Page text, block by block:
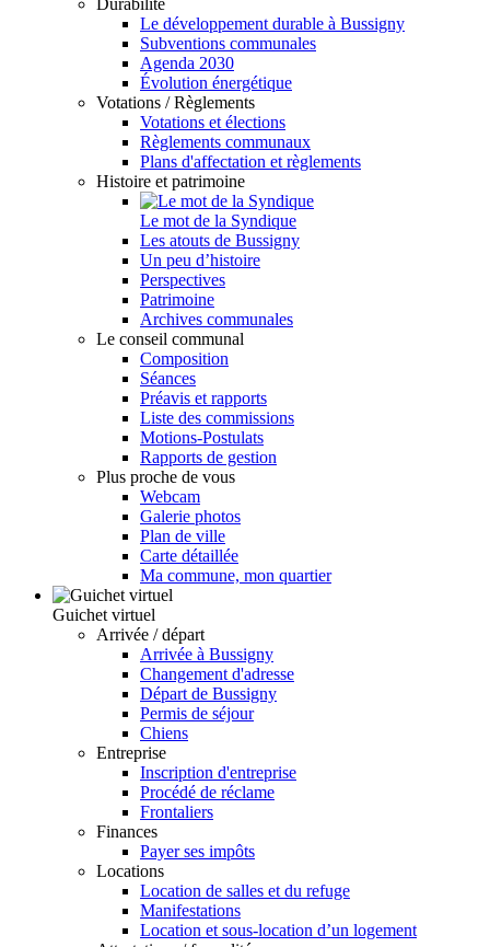
Durabilité
Le développement durable à Bussigny
Subventions communales
Agenda 2030
Évolution énergétique
Votations / Règlements
Votations et élections
Règlements communaux
Plans d'affectation et règlements
Histoire et patrimoine
Le mot de la Syndique
Les atouts de Bussigny
Un peu d’histoire
Perspectives
Patrimoine
Archives communales
Le conseil communal
Composition
Séances
Préavis et rapports
Liste des commissions
Motions-Postulats
Rapports de gestion
Plus proche de vous
Webcam
Galerie photos
Plan de ville
Carte détaillée
Ma commune, mon quartier
Guichet virtuel
Arrivée / départ
Arrivée à Bussigny
Changement d'adresse
Départ de Bussigny
Permis de séjour
Chiens
Entreprise
Inscription d'entreprise
Procédé de réclame
Frontaliers
Finances
Payer ses impôts
Locations
Location de salles et du refuge
Manifestations
Location et sous-location d’un logement